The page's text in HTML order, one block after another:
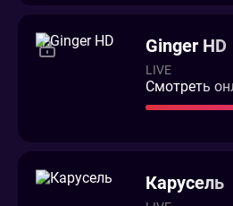
Ginger HD
LIVE
Смотреть
Карусель